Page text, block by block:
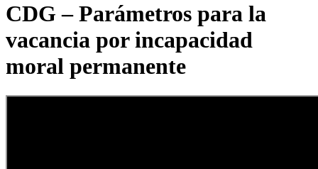
CDG – Parámetros para la
vacancia por incapacidad
moral permanente